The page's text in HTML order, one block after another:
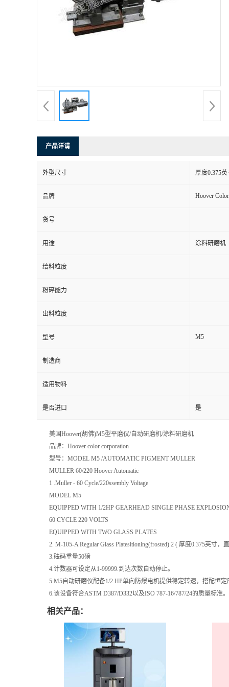
产品详请
外型尺寸 厚度0.375
品牌 Hoover Color
货号
用途 涂料研磨机
给料粒度
粉碎能力
出料粒度
型号 M5
制造商
适用物料
是否进口 是
美国Hoover(胡佛)M5型平磨仪/自动研磨机/涂料研磨机
品牌：Hoover color corporation
型号：MODEL M5 /AUTOMATIC PIGMENT MULLER
MULLER 60/220 Hoover Automatic
1 .Muller - 60 Cycle/220ssembly Voltage
MODEL M5
EQUIPPED WITH 1/2HP GEARHEAD SINGLE PHASE
60 CYCLE 220 VOLTS
EQUIPPED WITH TWO GLASS PLATES
2. M-105-A Regular Glass Platesitioning(frosted) 2 ( 厚度0.375英寸，
3.砝码重量50磅
4.计数器可设定从1-99999.到达次数自动停止。
5.M5自动研磨仪配备1/2 HP单向防爆电机提供稳定转速，搭配恒定
6.该设备符合ASTM D387/D332以及ISO 787-16/787/24的质量标准。
相关产品：